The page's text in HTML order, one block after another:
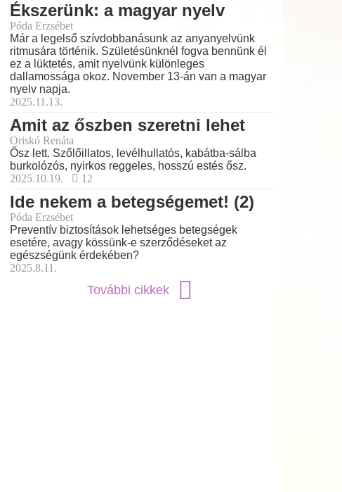
Ékszerünk: a magyar nyelv
Póda Erzsébet
Már a legelső szívdobbanásunk az anyanyelvünk
ritmusára történik. Születésünknél fogva bennünk él
ez a lüktetés, amit nyelvünk különleges
dallamossága okoz. November 13-án van a magyar
nyelv napja.
2025.11.13.
Amit az őszben szeretni lehet
Oriskó Renáta
Ősz lett. Szőlőillatos, levélhullatós, kabátba-sálba
burkolózós, nyirkos reggeles, hosszú estés ősz.
2025.10.19.
12
Ide nekem a betegségemet! (2)
Póda Erzsébet
Preventív biztosítások lehetséges betegségek
esetére, avagy kössünk-e szerződéseket az
egészségünk érdekében?
2025.8.11.
További cikkek